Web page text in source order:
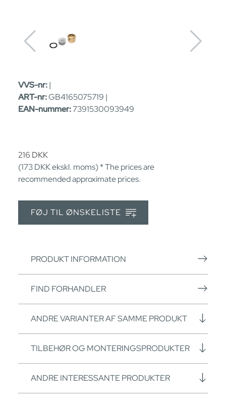
VVS-nr:|
ART-nr:GB4165075719 |
EAN-nummer:7391530093949
216 DKK
(173DKKekskl. moms) * The prices are
recommended approximate prices.
FØJ TIL ØNSKELISTE
PRODUKT INFORMATION
FIND FORHANDLER
ANDRE VARIANTER AF SAMME PRODUKT
TILBEHØR OG MONTERINGSPRODUKTER
ANDRE INTERESSANTE PRODUKTER